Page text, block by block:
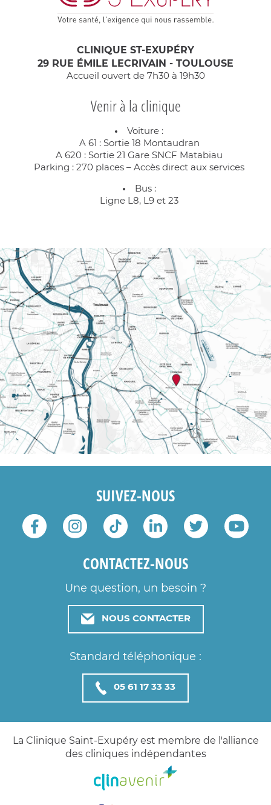
CLINIQUE ST-EXUPÉRY
29 RUE ÉMILE LECRIVAIN - TOULOUSE
Accueil ouvert de 7h30 à 19h30
Venir à la clinique
Voiture :
A 61 : Sortie 18 Montaudran
A 620 : Sortie 21 Gare SNCF Matabiau
Parking : 270 places – Accès direct aux services
Bus :
Ligne L8, L9 et 23
SUIVEZ-NOUS
CONTACTEZ-NOUS
Une question, un besoin ?
NOUS CONTACTER
Standard téléphonique :
05 61 17 33 33
La Clinique Saint-Exupéry est membre de l'alliance
des cliniques indépendantes